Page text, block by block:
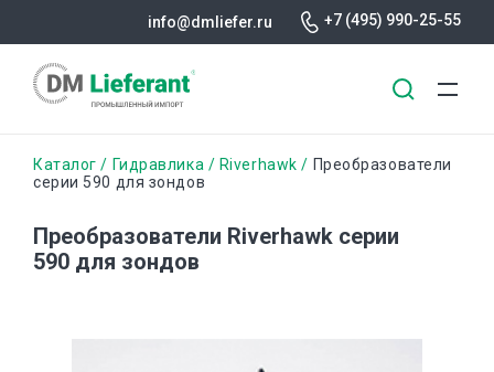
содержанию
info@dmliefer.ru +7 (495) 990-25-55
Строка
Каталог Гидравлика Riverhawk
Преобразователи
серии 590 для зондов
Преобразователи Riverhawk серии
590 для зондов